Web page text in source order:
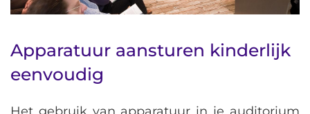
Apparatuur aansturen kinderlijk
eenvoudig
Het gebruik van apparatuur in je auditorium